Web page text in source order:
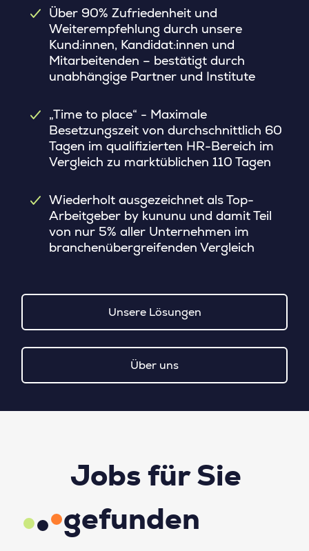
Über 90% Zufriedenheit und
Weiterempfehlung durch unsere
Kund:innen, Kandidat:innen und
Mitarbeitenden – bestätigt durch
unabhängige Partner und Institute
„Time to place“ - Maximale
Besetzungszeit von durchschnittlich 60
Tagen im qualifizierten HR-Bereich im
Vergleich zu marktüblichen 110 Tagen
Wiederholt ausgezeichnet als Top-
Arbeitgeber by kununu und damit Teil
von nur 5% aller Unternehmen im
branchenübergreifenden Vergleich
Unsere Lösungen
Über uns